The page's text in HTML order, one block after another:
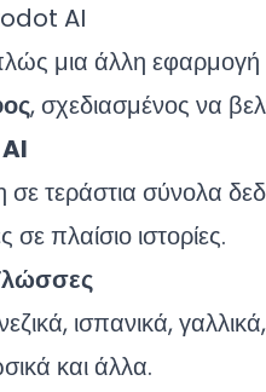
AI
μια άλλη
, σχεδιασμένος να
σε τεράστια σύνολα
πλαίσιο ιστορίες.
ισπανικά,
και άλλα.